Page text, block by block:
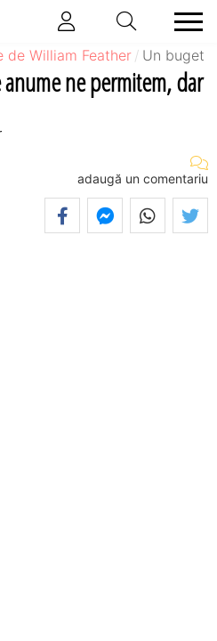
de William Feather Un buget
ne permitem, dar
adaugă un comentariu